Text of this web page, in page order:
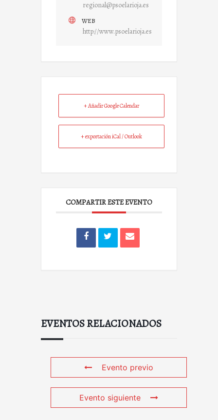
regional@psoelarioja.es
WEB
http://www.psoelarioja.es
+ Añadir Google Calendar
+ exportación iCal / Outlook
COMPARTIR ESTE EVENTO
EVENTOS RELACIONADOS
Evento previo
Evento siguiente